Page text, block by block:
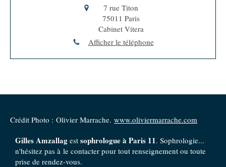
7 rue Titon
75011 Paris
Cabinet Vitera
Afficher le téléphone
Crédit Photo : Olivier Marrache. www.oliviermarrache.com
Gilles Amzallag est sophrologue à Paris 11. Sophrologie...
n'hésitez pas à le contacter pour tout renseignement ou toute
prise de rendez-vous.